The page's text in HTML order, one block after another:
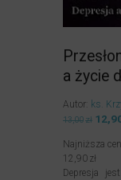
a życie
Autor: ks.
13,00zł
Najniższa
12,90 zł
Depresja